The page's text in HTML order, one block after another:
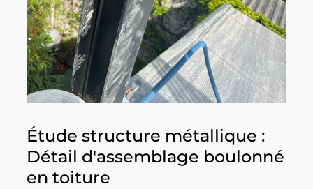
Étude structure métallique :
Détail d'assemblage boulonné
en toiture